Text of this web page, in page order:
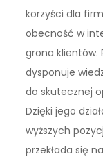
korzyści dla
obecność w
grona klientów.
dysponuje
do skutecznej
Dzięki jego
wyższych
przekłada się